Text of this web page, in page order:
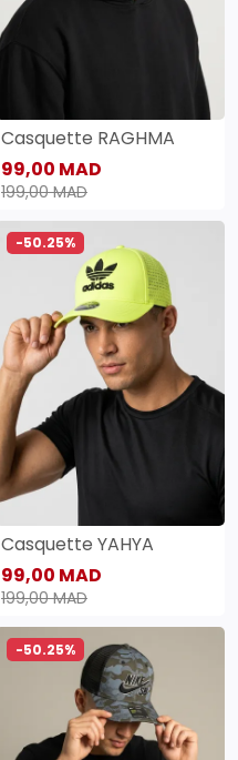
Casquette RAGHMA
99,00 MAD
199,00 MAD
-50.25%
Casquette YAHYA
99,00 MAD
199,00 MAD
-50.25%